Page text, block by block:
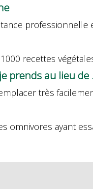
recettes
prends au lieu de
très
omnivores ayant